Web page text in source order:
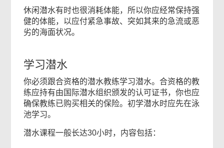
休闲潜水有时也很消耗体能，所以你应经常保持强
健的体能，以应付紧急事故、突如其来的急流或恶
劣的海面状况。
学习潜水
你必须跟合资格的潜水教练学习潜水。合资格的教
练应持有由国际潜水组织颁发的认可证书，你也应
确保教练已购买相关的保险。初学潜水时应先在泳
池学习。
潜水课程一般长达30小时，内容包括：